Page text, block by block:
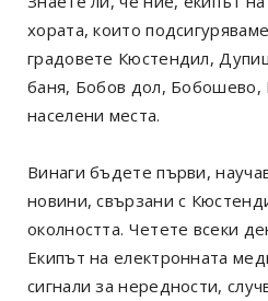
хората, които
градовете Кюстендил,
баня, Бобов дол, Бобошево,
населени места.
Винаги бъдете първи,
новини, свързани с
околността. Четете всеки
Екипът на електронната
сигнали за нередности,